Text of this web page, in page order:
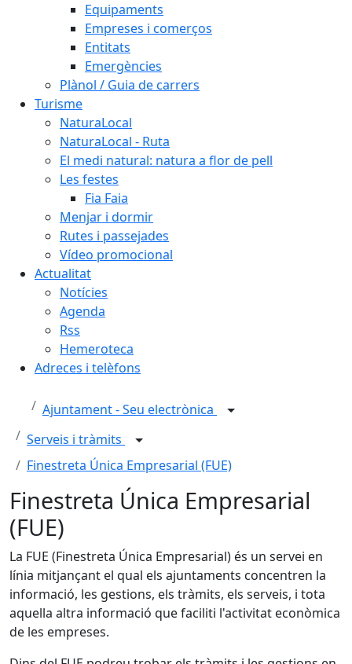
Equipaments
Empreses i comerços
Entitats
Emergències
Plànol / Guia de carrers
Turisme
NaturaLocal
NaturaLocal - Ruta
El medi natural: natura a flor de pell
Les festes
Fia Faia
Menjar i dormir
Rutes i passejades
Vídeo promocional
Actualitat
Notícies
Agenda
Rss
Hemeroteca
Adreces i telèfons
Ajuntament - Seu electrònica
Serveis i tràmits
Finestreta Única Empresarial (FUE)
Finestreta Única Empresarial
(FUE)
La FUE (Finestreta Única Empresarial) és un servei en
línia mitjançant el qual els ajuntaments concentren la
informació, les gestions, els tràmits, els serveis, i tota
aquella altra informació que faciliti l'activitat econòmica
de les empreses.